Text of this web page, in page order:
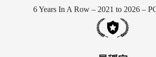
6 Years In A Row – 2021 to 2026 –